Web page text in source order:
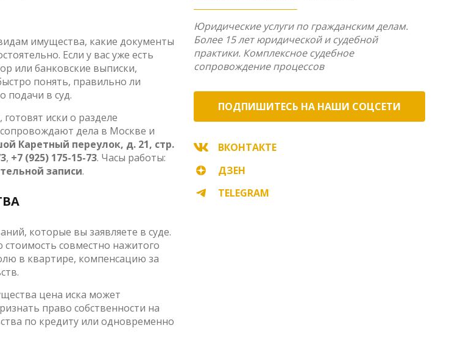
имущества, какие документы
Если у вас уже есть
или банковские выписки,
понять, правильно ли
подачи в суд.
иски о разделе
дела в Москве и
Каретный переулок, д. 21, стр.
, +7 (925) 175-15-73. Часы работы:
записи.
которые вы заявляете в суде.
совместно нажитого
в квартире, компенсацию за
цена иска может
право собственности на
по кредиту или одновременно
Юридические услуги по гражданским делам.
Более 15 лет юридической и судебной
практики. Комплексное судебное
сопровождение процессов
ПОДПИШИТЕСЬ НА НАШИ СОЦСЕТИ
ВКОНТАКТЕ
ДЗЕН
TELEGRAM